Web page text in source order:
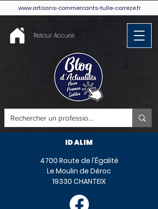
www.artisans-commercants-tulle-correze.fr
Retour Accueil
ID ALIM
4700 Route de l'Égalité
Le Moulin de Déroc
19330 CHANTEIX